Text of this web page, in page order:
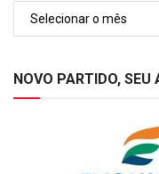
NOVO PARTIDO,